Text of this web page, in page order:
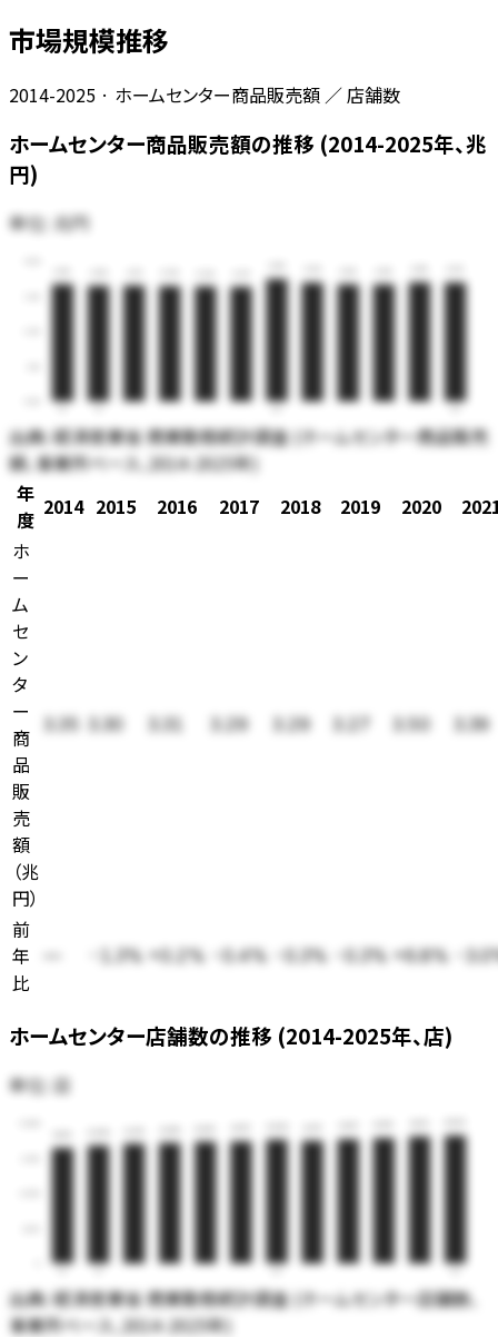
市場規模推移
2014-2025 · ホームセンター商品販売額 ／ 店舗数
ホームセンター商品販売額の推移 (2014-2025年、兆
円)
単位: 兆円
14 15 20 25
出典:経済産業省 商業動態統計調査 (ホームセンター商品販売
額、事業所ベース、2014-2025年)
年
度 2014 2015 2016 2017 2018 2019 2020
ホ
ー
ム
セ
ン
タ
ー
商
品
販
売
額
（兆
円）
3.35 3.30 3.31 3.29 3.29 3.50 3.39
前
年
比
-1.3% +0.2% -0.4% -0.3% -0.3% +6.8% -
ホームセンター店舗数の推移 (2014-2025年、店)
単位:店
出典:経済産業省 商業動態統計調査 (ホームセンター店舗数、
事業所ベース、2014-2025年)